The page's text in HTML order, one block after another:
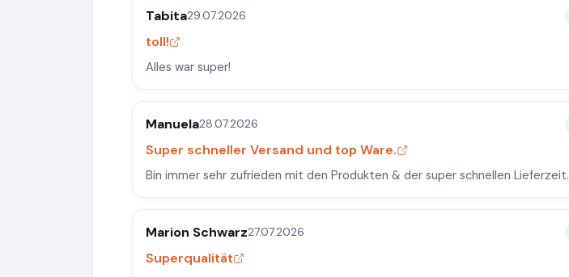
Tabita29.07.2026
toll!
Alles war super!
Manuela28.07.2026
Super schneller Versand und top Ware.
Bin immer sehr zufrieden mit den Produkten & der super schnellen Lieferzeit.
Marion Schwarz27.07.2026
Superqualität